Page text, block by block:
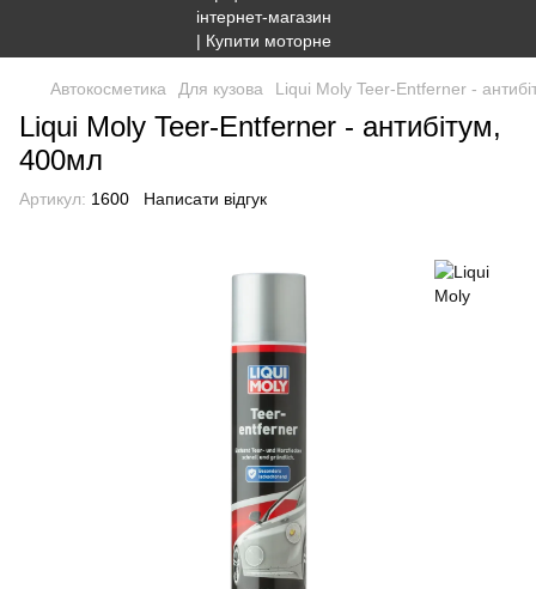
Автокосметика Для кузова Liqui Moly Teer-Entferner -
Liqui Moly Teer-Entferner - антибітум,
400мл
Артикул: 1600 Написати відгук